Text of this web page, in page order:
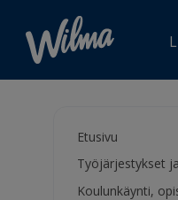
Etusivu
Työjärjestykset
Koulunkäynti,